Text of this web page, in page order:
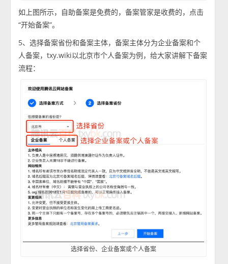
如上图所示，自助备案是免费的，备案管家是收费的，点击
“开始备案”。
5、选择备案省份和备案主体，备案主体分为企业备案和个
人备案，txy.wiki以北京市个人备案为例，给大家讲解下备案
流程：
选择省份、企业备案或个人备案